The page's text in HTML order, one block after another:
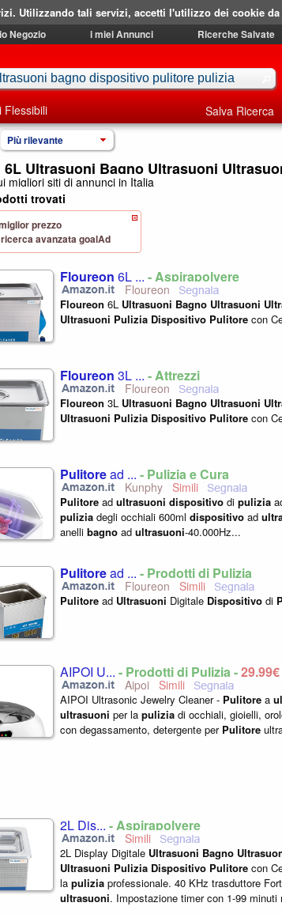
Negozio i miei Annunci Ricerche Salvate
Flessibili Salva Ricerca
Più rilevante
6L Ultrasuoni Bagno Ultrasuoni
migliori siti di annunci in Italia
prezzo
avanzata goalAd
trovati
Floureon 6L ... - Aspirapolvere
Floureon
Floureon 6L Ultrasuoni Bagno Ultrasuoni
Ultrasuoni Pulizia Dispositivo Pulitore con
Floureon 3L ... - Attrezzi
Floureon
Floureon 3L Ultrasuoni Bagno Ultrasuoni
Ultrasuoni Pulizia Dispositivo Pulitore con
Pulitoread ... - Pulizia e Cura
Kunphy
Pulitore ad ultrasuoni dispositivo di pulizia
pulizia degli occhiali 600ml dispositivo ad
anelli bagno ad ultrasuoni-40.000Hz...
Pulitoread ... - Prodotti di Pulizia
Floureon
Pulitore ad Ultrasuoni Digitale Dispositivo di
AIPOI U... - Prodotti di Pulizia -29,99€
Aipoi
AIPOI Ultrasonic Jewelry Cleaner - Pulitore a
ultrasuoni per la pulizia di occhiali, gioielli,
con degassamento, detergente per Pulitore
2L Dis... - Aspirapolvere
2L Display Digitale Ultrasuoni Bagno
Ultrasuoni Pulizia Dispositivo Pulitore con
la pulizia professionale. 40 KHz trasduttore
ultrasuoni. Impostazione timer con 1-99 minuti
Utilizzando tali servizi, accetti l'utilizzo dei cookie da